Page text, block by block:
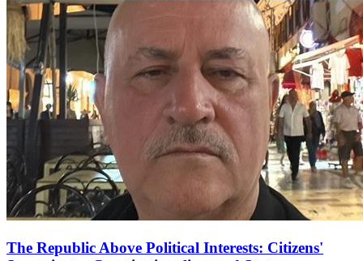
The Republic Above Political Interests: Citizens'